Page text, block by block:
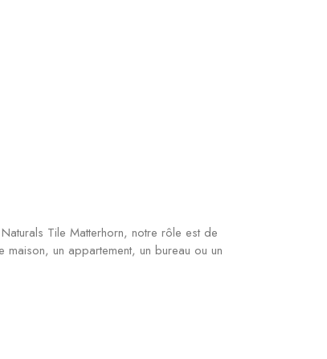
Tile Matterhorn, notre rôle est de
un appartement, un bureau ou un